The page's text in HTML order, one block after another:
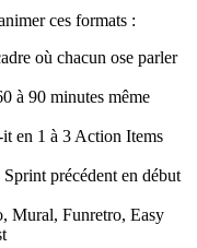
ces formats :
où chacun ose parler
à 90 minutes même
en 1 à 3 Action Items
précédent en début
Mural, Funretro, Easy